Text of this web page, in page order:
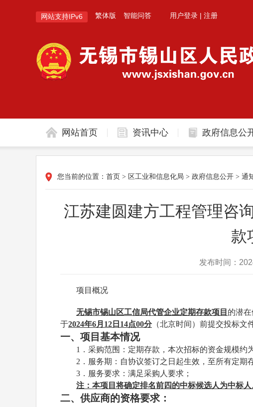
网站支持IPv6 繁体版 智能问答 用户登录 | 注册
网站首页 资讯中心 政府信息公
您当前的位置： 首页 > 区工业和信息化局 > 政府信息公开 > 通
江苏建圆建方工程管理咨
款
发布时间：
项目概况
无锡市锡山区工信局代管企业定期存款项目 的潜
于2024年6月12日14点00分（北京时间）前提交投标文
一、项目基本情况
1．采购范围：定期存款，本次招标的资金规模约
2．服务期：自协议签订之日起生效，至所有定期
3．服务要求：满足采购人要求；
注：本项目将确定排名前四的中标候选人为中标
二、供应商的资格要求：